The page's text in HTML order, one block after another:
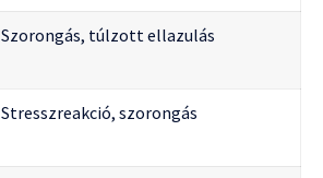
Szorongás, túlzott ellazulás
Stresszreakció, szorongás